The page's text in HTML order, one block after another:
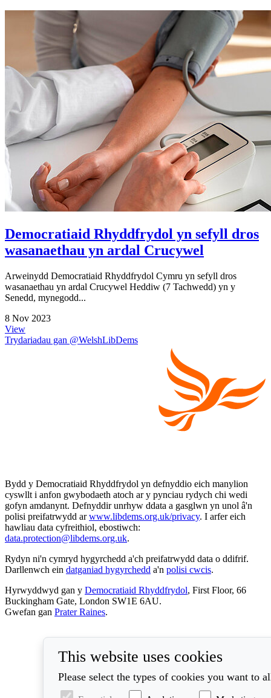
Democratiaid Rhyddfrydol yn sefyll dros
wasanaethau yn ardal Crucywel
Arweinydd Democratiaid Rhyddfrydol Cymru yn sefyll dros
wasanaethau yn ardal Crucywel Heddiw (7 Tachwedd) yn y
Senedd, mynegodd...
8 Nov 2023
View
Trydariadau gan @WelshLibDems
Bydd y Democratiaid Rhyddfrydol yn defnyddio eich manylion
cyswllt i anfon gwybodaeth atoch ar y pynciau rydych chi wedi
gofyn amdanynt. Defnyddir unrhyw ddata a gasglwn yn unol â'n
polisi preifatrwydd arwww.libdems.org.uk/privacy. I arfer eich
hawliau data cyfreithiol, ebostiwch:
data.protection@libdems.org.uk.
Rydyn ni'n cymryd hygyrchedd a'ch preifatrwydd data o ddifrif.
Darllenwch ein datganiad hygyrchedd a'n polisi cwcis.
Hyrwyddwyd gan y Democratiaid Rhyddfrydol, First Floor, 66
Buckingham Gate, London SW1E 6AU.
Gwefan gan Prater Raines.
This website uses cookies
Please select the types of cookies you want to